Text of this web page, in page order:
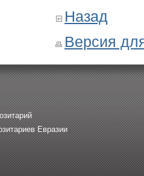
Назад
Версия
Евразии